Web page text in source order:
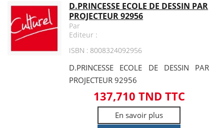
D.PRINCESSE ECOLE DE DESSIN PAR
PROJECTEUR 92956
Par
Editeur :
ISBN : 8008324092956
D.PRINCESSE ECOLE DE DESSIN PAR
PROJECTEUR 92956
137,710 TND TTC
En savoir plus